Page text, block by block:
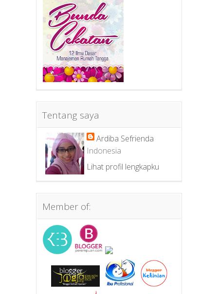
Tentang saya
Ardiba Sefrienda
Indonesia
Lihat profil lengkapku
Member of: